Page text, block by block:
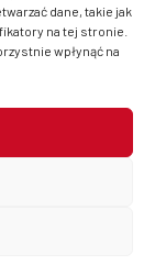
dane, takie jak
na tej stronie.
wpłynąć na
o.o. w Bydgoszczy